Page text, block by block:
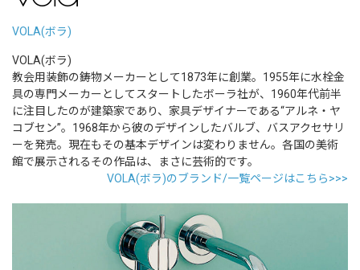
VOLA(ボラ)
VOLA(ボラ)
教会用装飾の鋳物メーカーとして1873年に創業。1955年に水栓金
具の専門メーカーとしてスタートしたボーラ社が、1960年代前半
に注目したのが建築家であり、家具デザイナーである“アルネ・ヤ
コブセン”。1968年から彼のデザインしたバルブ、バスアクセサリ
ーを発売。現在もその基本デザインは変わりません。各国の美術
館で展示されるその作品は、まさに芸術的です。
VOLA(ボラ)のブランド/一覧ページはこちら>>>